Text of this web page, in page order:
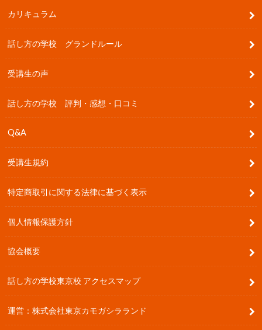
カリキュラム
話し方の学校 グランドルール
受講生の声
話し方の学校 評判・感想・口コミ
Q&A
受講生規約
特定商取引に関する法律に基づく表示
個人情報保護方針
協会概要
話し方の学校東京校 アクセスマップ
運営：株式会社東京カモガシラランド